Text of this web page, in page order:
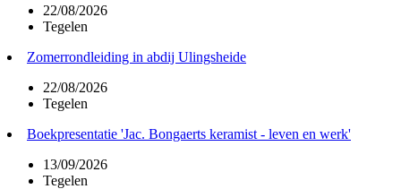
22/08/2026
Tegelen
Zomerrondleiding in abdij Ulingsheide
22/08/2026
Tegelen
Boekpresentatie 'Jac. Bongaerts keramist - leven en werk'
13/09/2026
Tegelen